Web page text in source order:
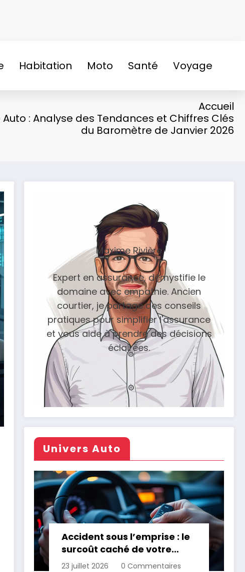
Habitation Moto Santé Voyage
Accueil
: Analyse des Tendances et Chiffres Clés
du Baromètre de Janvier 2026
Maxime Rivière
Expert en assurance, démystifie le
domaine avec empathie. Ancien
courtier, je partage des conseils
pratiques pour simplifier l'assurance
et vous aide à prendre des décisions
éclairées.
Univers Auto
Accident sous l’emprise : le
surcoût caché de votre
assurance
23 juillet 2026 0 Commentaires